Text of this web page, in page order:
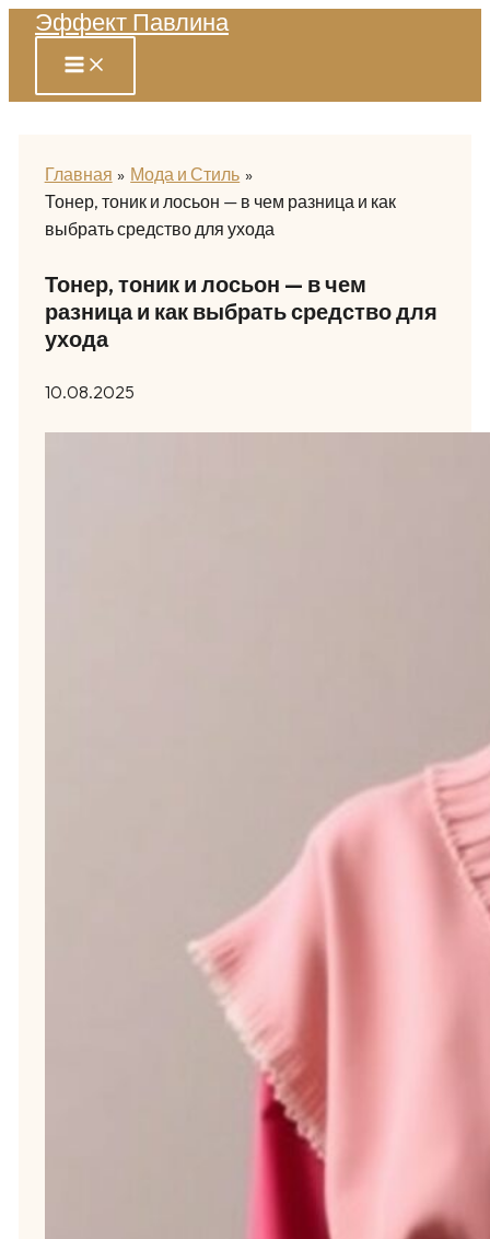
Перейти
содержимому
Эффект Павлина
Главная
Мода и Стиль
Тонер, тоник и лосьон — в чем разница и как
выбрать средство для ухода
Тонер, тоник и лосьон — в чем
разница и как выбрать средство для
ухода
10.08.2025